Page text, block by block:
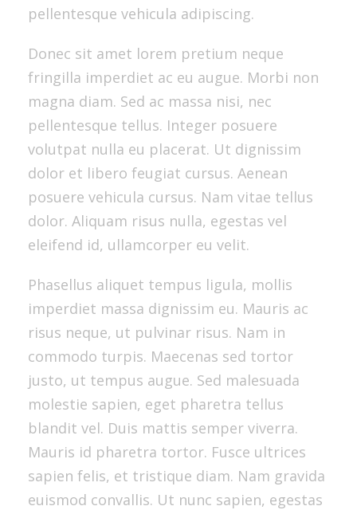
pellentesque vehicula adipiscing.
Donec sit amet lorem pretium neque
fringilla imperdiet ac eu augue. Morbi non
magna diam. Sed ac massa nisi, nec
pellentesque tellus. Integer posuere
volutpat nulla eu placerat. Ut dignissim
dolor et libero feugiat cursus. Aenean
posuere vehicula cursus. Nam vitae tellus
dolor. Aliquam risus nulla, egestas vel
eleifend id, ullamcorper eu velit.
Phasellus aliquet tempus ligula, mollis
imperdiet massa dignissim eu. Mauris ac
risus neque, ut pulvinar risus. Nam in
commodo turpis. Maecenas sed tortor
justo, ut tempus augue. Sed malesuada
molestie sapien, eget pharetra tellus
blandit vel. Duis mattis semper viverra.
Mauris id pharetra tortor. Fusce ultrices
sapien felis, et tristique diam. Nam gravida
euismod convallis. Ut nunc sapien, egestas